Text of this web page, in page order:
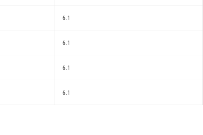
6.1
6.1
6.1
6.1